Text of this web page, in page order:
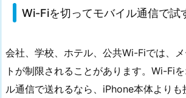
Wi-Fiを切ってモバイル通信で試
会社、学校、ホテル、公共Wi-Fiでは、
トが制限されることがあります。Wi-Fi
ル通信で送れるなら、iPhone本体よりも